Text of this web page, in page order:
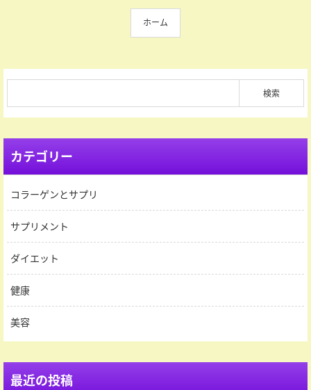
ホーム
カテゴリー
コラーゲンとサプリ
サプリメント
ダイエット
健康
美容
最近の投稿